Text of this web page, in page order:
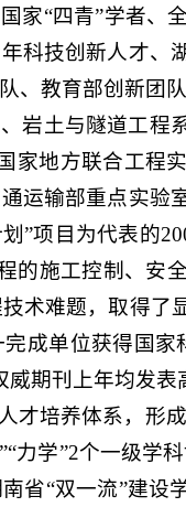
家“四青”学者
科技创新人才、
、教育部创新团
岩土与隧道工程
家地方联合工程
运输部重点实验
”项目为代表的
的施工控制、安
术难题，取得了
成单位获得国
期刊上年均发表
才培养体系，形
力学”2个一级学
省“双一流”建设